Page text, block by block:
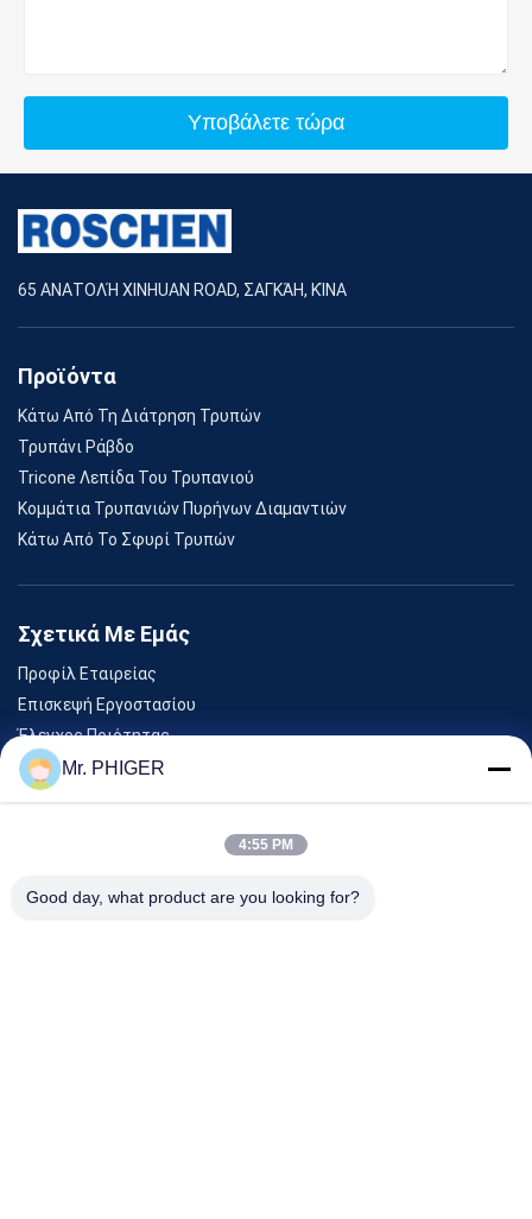
Υποβάλετε τώρα
65 ΑΝΑΤΟΛΉ XINHUAN ROAD, ΣΑΓΚΆΗ, ΚΊΝΑ
Προϊόντα
Κάτω Από Τη Διάτρηση Τρυπών
Τρυπάνι Ράβδο
Tricone Λεπίδα Του Τρυπανιού
Κομμάτια Τρυπανιών Πυρήνων Διαμαντιών
Κάτω Από Το Σφυρί Τρυπών
Σχετικά Με Εμάς
Προφίλ Εταιρείας
Επισκεψή Εργοστασίου
Έλεγχος Ποιότητας
Sitemap
Εκδηλώσεις
Mr. PHIGER
4:55 PM
Good day, what product are you looking for?